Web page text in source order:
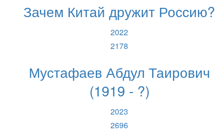
Зачем Китай дружит Россию?
2022
2178
Мустафаев Абдул Таирович
(1919 - ?)
2023
2696